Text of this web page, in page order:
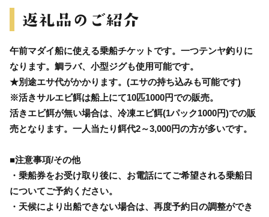
午前マダイ船に使える乗船チケットです。一つテンヤ釣りに
なります。鯛ラバ、小型ジグも使用可能です。
★別途エサ代がかかります。(エサの持ち込みも可能です)
※活きサルエビ餌は船上にて10匹1000円での販売。
活きエビ餌が無い場合は、冷凍エビ餌(1パック1000円)での販
売となります。一人当たり餌代2～3,000円の方が多いです。
■注意事項/その他
・乗船券をお受け取り後に、お電話にてご希望される乗船日
についてご予約ください。
・天候により出船できない場合は、再度予約日の調整ができ